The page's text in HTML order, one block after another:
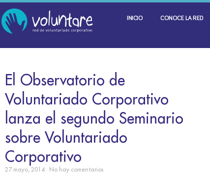
INICIO CONOCE LA RED
El Observatorio de
Voluntariado Corporativo
lanza el segundo Seminario
sobre Voluntariado
Corporativo
27 mayo, 2014 No hay comentarios